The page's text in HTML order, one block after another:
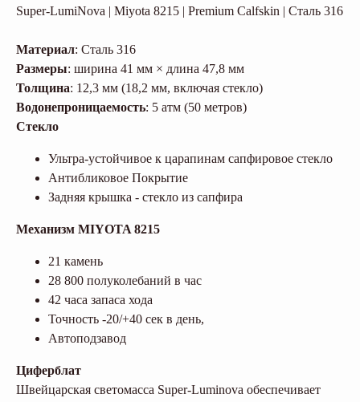
Super-LumiNova | Miyota 8215 | Premium Calfskin | Сталь 316
Материал: Сталь 316
Размеры: ширина 41 мм × длина 47,8 мм
Толщина: 12,3 мм (18,2 мм, включая стекло)
Водонепроницаемость: 5 атм (50 метров)
Стекло
Ультра-устойчивое к царапинам сапфировое стекло
Антибликовое Покрытие
Задняя крышка - стекло из сапфира
Механизм MIYOTA 8215
21 камень
28 800 полуколебаний в час
42 часа запаса хода
Точность -20/+40 сек в день,
Автоподзавод
Циферблат
Швейцарская светомасса Super-Luminova обеспечивает